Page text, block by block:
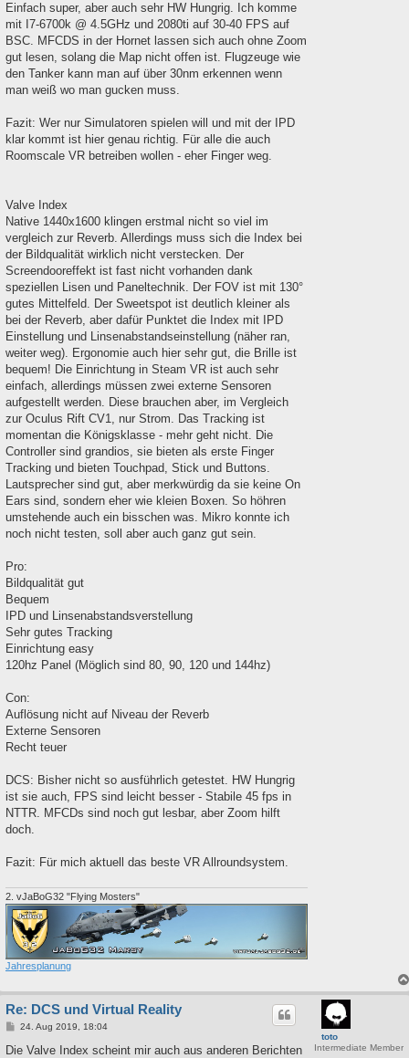
Einfach super, aber auch sehr HW Hungrig. Ich komme
mit I7-6700k @ 4.5GHz und 2080ti auf 30-40 FPS auf
BSC. MFCDS in der Hornet lassen sich auch ohne Zoom
gut lesen, solang die Map nicht offen ist. Flugzeuge wie
den Tanker kann man auf über 30nm erkennen wenn
man weiß wo man gucken muss.
Fazit: Wer nur Simulatoren spielen will und mit der IPD
klar kommt ist hier genau richtig. Für alle die auch
Roomscale VR betreiben wollen - eher Finger weg.
Valve Index
Native 1440x1600 klingen erstmal nicht so viel im
vergleich zur Reverb. Allerdings muss sich die Index bei
der Bildqualität wirklich nicht verstecken. Der
Screendooreffekt ist fast nicht vorhanden dank
speziellen Lisen und Paneltechnik. Der FOV ist mit 130°
gutes Mittelfeld. Der Sweetspot ist deutlich kleiner als
bei der Reverb, aber dafür Punktet die Index mit IPD
Einstellung und Linsenabstandseinstellung (näher ran,
weiter weg). Ergonomie auch hier sehr gut, die Brille ist
bequem! Die Einrichtung in Steam VR ist auch sehr
einfach, allerdings müssen zwei externe Sensoren
aufgestellt werden. Diese brauchen aber, im Vergleich
zur Oculus Rift CV1, nur Strom. Das Tracking ist
momentan die Königsklasse - mehr geht nicht. Die
Controller sind grandios, sie bieten als erste Finger
Tracking und bieten Touchpad, Stick und Buttons.
Lautsprecher sind gut, aber merkwürdig da sie keine On
Ears sind, sondern eher wie kleien Boxen. So höhren
umstehende auch ein bisschen was. Mikro konnte ich
noch nicht testen, soll aber auch ganz gut sein.
Pro:
Bildqualität gut
Bequem
IPD und Linsenabstandsverstellung
Sehr gutes Tracking
Einrichtung easy
120hz Panel (Möglich sind 80, 90, 120 und 144hz)
Con:
Auflösung nicht auf Niveau der Reverb
Externe Sensoren
Recht teuer
DCS: Bisher nicht so ausführlich getestet. HW Hungrig
ist sie auch, FPS sind leicht besser - Stabile 45 fps in
NTTR. MFCDs sind noch gut lesbar, aber Zoom hilft
doch.
Fazit: Für mich aktuell das beste VR Allroundsystem.
2. vJaBoG32 "Flying Mosters"
Jahresplanung
toto
Intermediate Member
Re: DCS und Virtual Reality
B
i
24. Aug 2019, 18:04
Die Valve Index scheint mir auch aus anderen Berichten